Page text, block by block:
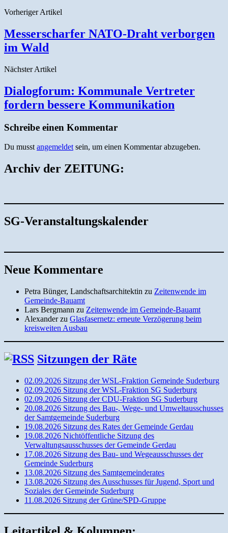
Vorheriger Artikel
Messerscharfer NATO-Draht verborgen
im Wald
Nächster Artikel
Dialogforum: Kommunale Vertreter
fordern bessere Kommunikation
Schreibe einen Kommentar
Du musstangemeldetsein, um einen Kommentar abzugeben.
Archiv der ZEITUNG:
SG-Veranstaltungskalender
Neue Kommentare
Petra Bünger, Landschaftsarchitektin zu Zeitenwende im
Gemeinde-Bauamt
Lars Bergmann zu Zeitenwende im Gemeinde-Bauamt
Alexanderzu Glasfasernetz: erneute Verzögerung beim
kreisweiten Ausbau
Sitzungen der Räte
02.09.2026 Sitzung der WSL-Fraktion Gemeinde Suderburg
02.09.2026 Sitzung der WSL-Fraktion SG Suderburg
02.09.2026 Sitzung der CDU-Fraktion SG Suderburg
20.08.2026 Sitzung des Bau-, Wege- und Umweltausschusses
der Samtgemeinde Suderburg
19.08.2026 Sitzung des Rates der Gemeinde Gerdau
19.08.2026 Nichtöffentliche Sitzung des
Verwaltungsausschusses der Gemeinde Gerdau
17.08.2026 Sitzung des Bau- und Wegeausschusses der
Gemeinde Suderburg
13.08.2026 Sitzung des Samtgemeinderates
13.08.2026 Sitzung des Ausschusses für Jugend, Sport und
Soziales der Gemeinde Suderburg
11.08.2026 Sitzung der Grüne/SPD-Gruppe